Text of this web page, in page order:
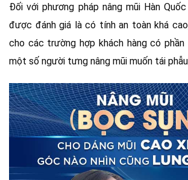
Đối với phương pháp nâng mũi Hàn
được đánh giá là có tính an toàn khá
cho các trường hợp khách hàng có phần
một số người tưng nâng mũi muốn tái